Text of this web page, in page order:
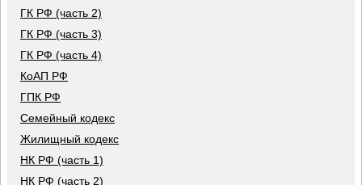
ГК РФ (часть 2)
ГК РФ (часть 3)
ГК РФ (часть 4)
КоАП РФ
ГПК РФ
Семейный кодекс
Жилищный кодекс
НК РФ (часть 1)
НК РФ (часть 2)